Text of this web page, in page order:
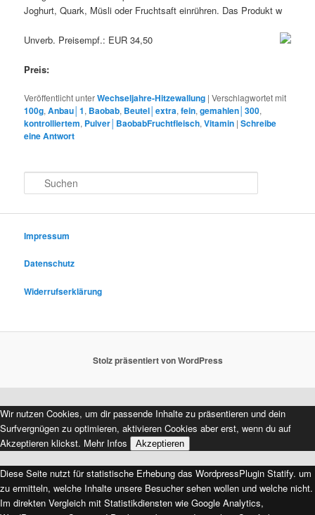
Joghurt, Quark, Müsli oder Fruchtsaft einrühren. Das Produkt w
Unverb. Preisempf.: EUR 34,50
Preis:
Veröffentlicht unterWechseljahre-Hitzewallung |Verschlagwortet mit
100g,Anbau│1, Baobab, Beutel│extra,fein,gemahlen│300,
kontrolliertem, Pulver│BaobabFruchtfleisch,Vitamin |Schreibe
eine Antwort
u
e
Impressum
Datenschutz
Widerrufserklärung
Stolz präsentiert von WordPress
Wir nutzen Cookies, um dir passende Inhalte zu präsentieren und dein
Surfvergnügen zu optimieren, aktivieren Cookies aber erst, wenn du auf
Akzeptieren klickst. Mehr Infos Akzeptieren
Diese Seite nutzt für statistische Erhebung das WordpressPlugin Statify. um
zu ermitteln, welche Inhalte unsere Besucher sehen wollen und welche nicht.
Im direkten Vergleich mit Statistikdiensten wie Google Analytics,